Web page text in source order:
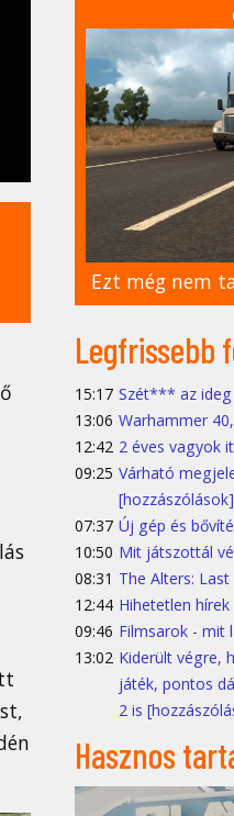
Ezt még nem
Legfrissebb
15:17 Szét*** az ideg
13:06 Warhammer
12:42 2 éves vagyok
09:25 Várható
[hozzászólások]
07:37 Új gép és
10:50 Mit játszottál
08:31 The Alters:
12:44 Hihetetlen
09:46 Filmsarok - mit
13:02 Kiderült végre,
játék, pontos
2 is
Hasznos